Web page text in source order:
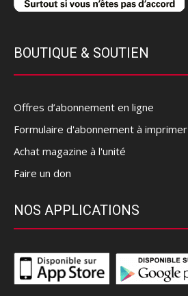
BOUTIQUE & SOUTIEN
Offres d’abonnement en ligne
Formulaire d'abonnement à imprimer
Achat magazine à l'unité
Faire un don
NOS APPLICATIONS